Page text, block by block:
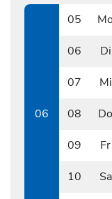
06
05
06
Di
07
Mi
08
Do
09
Fr
10
Sa